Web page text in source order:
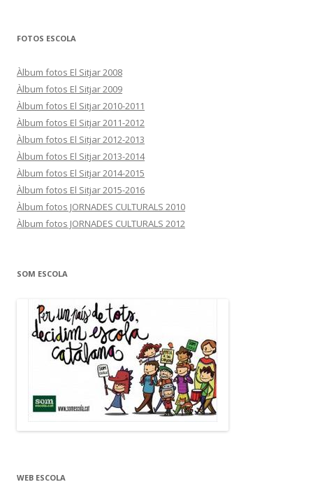
FOTOS ESCOLA
Àlbum fotos El Sitjar 2008
Àlbum fotos El Sitjar 2009
Àlbum fotos El Sitjar 2010-2011
Àlbum fotos El Sitjar 2011-2012
Àlbum fotos El Sitjar 2012-2013
Àlbum fotos El Sitjar 2013-2014
Àlbum fotos El Sitjar 2014-2015
Àlbum fotos El Sitjar 2015-2016
Àlbum fotos JORNADES CULTURALS 2010
Àlbum fotos JORNADES CULTURALS 2012
SOM ESCOLA
WEB ESCOLA